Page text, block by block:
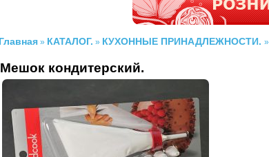
Главная » КАТАЛОГ. » КУХОННЫЕ ПРИНАДЛЕЖНОСТИ. »
Мешок кондитерский.